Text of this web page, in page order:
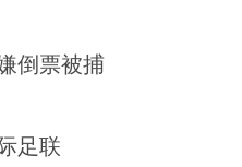
倒票被捕
足联